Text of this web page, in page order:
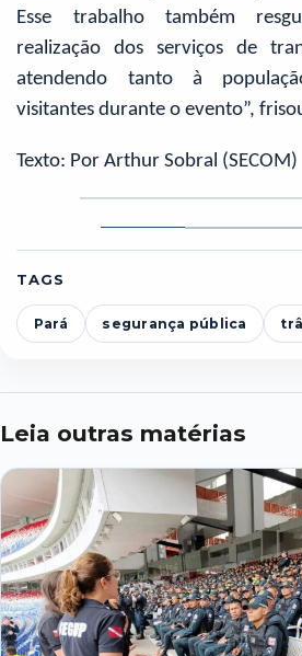
Esse trabalho também
realização dos serviços de
atendendo tanto à
visitantes durante o evento”,
Texto: Por Arthur Sobral (SECOM)
1
2
TAGS
Pará segurança pública
Leia outras matérias